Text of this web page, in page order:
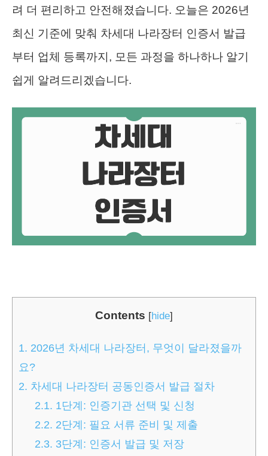
려 더 편리하고 안전해졌습니다. 오늘은 2026년
최신 기준에 맞춰 차세대 나라장터 인증서 발급
부터 업체 등록까지, 모든 과정을 하나하나 알기
쉽게 알려드리겠습니다.
Contents [hide]
1. 2026년 차세대 나라장터, 무엇이 달라졌을까
요?
2. 차세대 나라장터 공동인증서 발급 절차
2.1. 1단계: 인증기관 선택 및 신청
2.2. 2단계: 필요 서류 준비 및 제출
2.3. 3단계: 인증서 발급 및 저장